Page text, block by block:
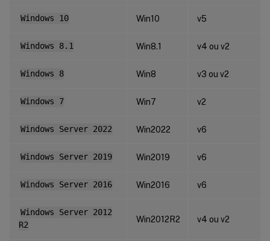
Windows 10 Win10 v5
Windows 8.1 Win8.1 v4 ou v2
Windows 8 Win8 v3 ou v2
Windows 7 Win7 v2
Windows Server 2022 Win2022 v6
Windows Server 2019 Win2019 v6
Windows Server 2016 Win2016 v6
Windows Server 2012
R2
Win2012R2 v4 ou v2